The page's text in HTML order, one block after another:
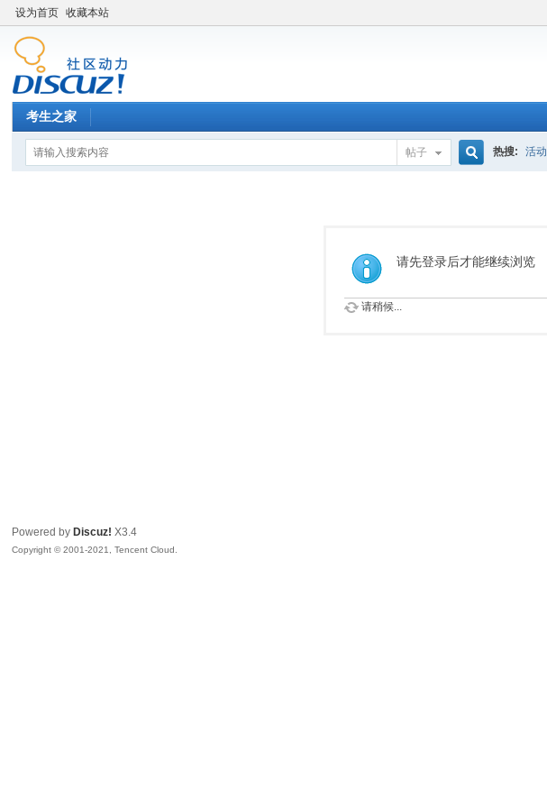
设为首页 收藏本站
考生之家
帖子
索
热搜: 活动
请先登录后才能继续浏览
请稍候...
Powered by Discuz! X3.4
Copyright © 2001-2021, Tencent Cloud.